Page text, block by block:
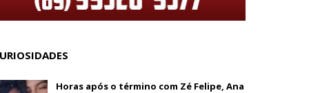
Horas após o término com Zé Felipe, Ana